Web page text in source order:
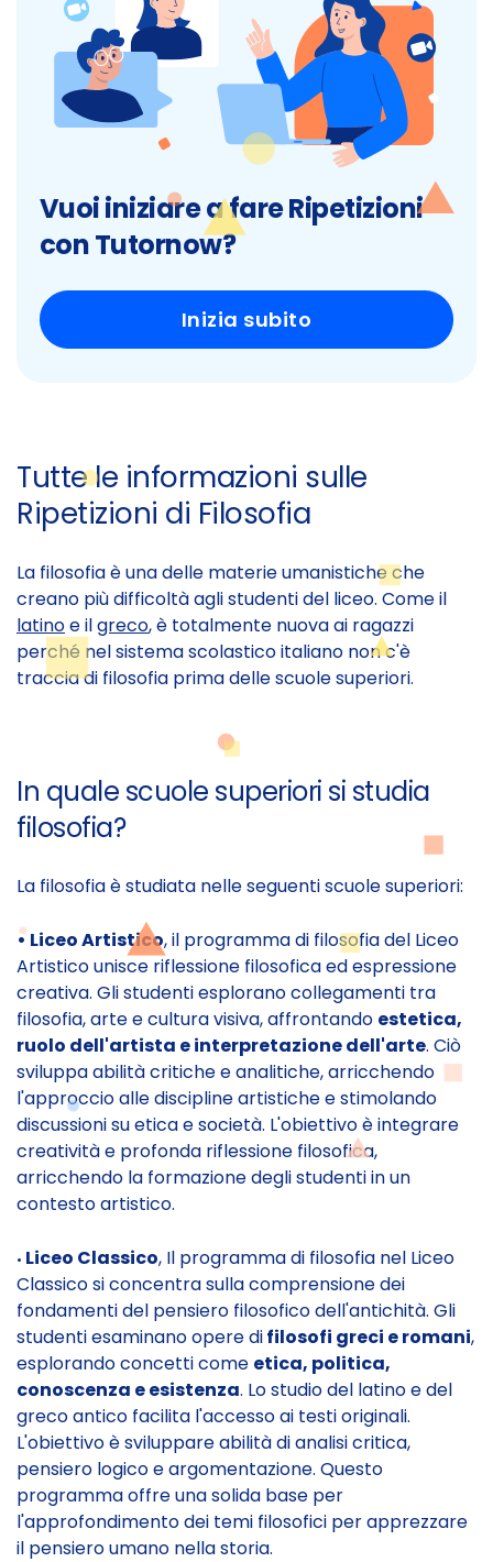
Vuoi iniziare a fare Ripetizioni
con Tutornow?
Inizia subito
Tutte le informazioni sulle
Ripetizioni di Filosofia
La filosofia è una delle materie umanistiche che
creano più difficoltà agli studenti del liceo. Come il
latinoe ilgreco, è totalmente nuova ai ragazzi
perché nel sistema scolastico italiano non c'è
traccia di filosofia prima delle scuole superiori.
In quale scuole superiori si studia
filosofia?
La filosofia è studiata nelle seguenti scuole superiori:
• Liceo Artistico, il programma di filosofia del Liceo
Artistico unisce riflessione filosofica ed espressione
creativa. Gli studenti esplorano collegamenti tra
filosofia, arte e cultura visiva, affrontando estetica,
ruolo dell'artista e interpretazione dell'arte. Ciò
sviluppa abilità critiche e analitiche, arricchendo
l'approccio alle discipline artistiche e stimolando
discussioni su etica e società. L'obiettivo è integrare
creatività e profonda riflessione filosofica,
arricchendo la formazione degli studenti in un
contesto artistico.
• Liceo Classico, Il programma di filosofia nel Liceo
Classico si concentra sulla comprensione dei
fondamenti del pensiero filosofico dell'antichità. Gli
studenti esaminano opere difilosofi greci e romani,
esplorando concetti come etica, politica,
conoscenza e esistenza. Lo studio del latino e del
greco antico facilita l'accesso ai testi originali.
L'obiettivo è sviluppare abilità di analisi critica,
pensiero logico e argomentazione. Questo
programma offre una solida base per
l'approfondimento dei temi filosofici per apprezzare
il pensiero umano nella storia.